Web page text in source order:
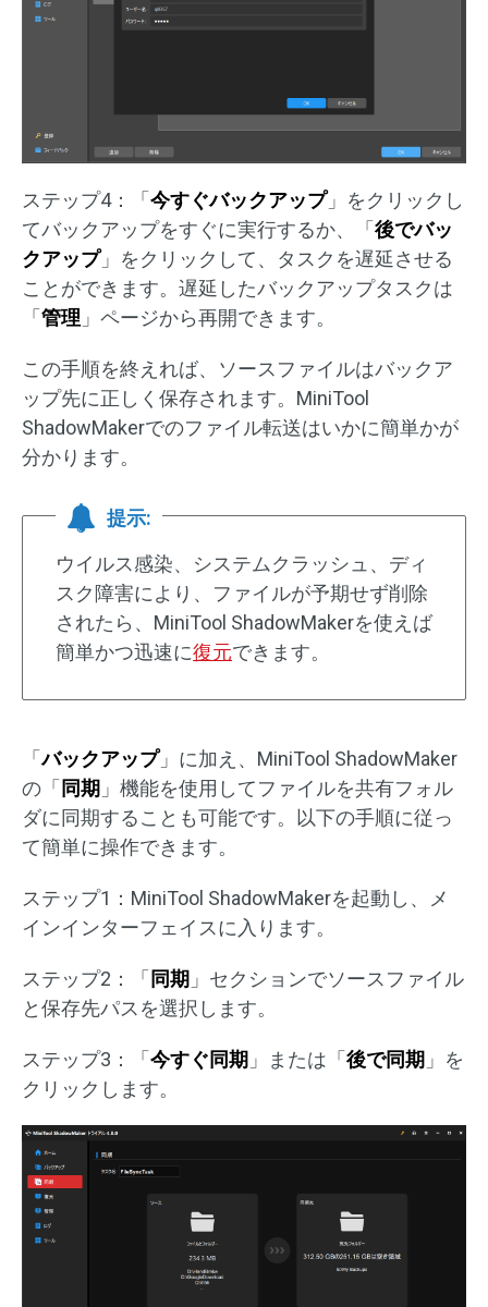
ステップ4：「 今すぐバックアップ」をクリックし
てバックアップをすぐに実行するか、「 後でバッ
クアップ」をクリックして、タスクを遅延させる
ことができます。遅延したバックアップタスクは
「 管理 」ページから再開できます。
この手順を終えれば、ソースファイルはバックア
ップ先に正しく保存されます。MiniTool
ShadowMakerでのファイル転送はいかに簡単かが
分かります。
提示:
ウイルス感染、システムクラッシュ、ディ
スク障害により、ファイルが予期せず削除
されたら、MiniTool ShadowMakerを使えば
簡単かつ迅速に復元できます。
「バックアップ」に加え、MiniTool ShadowMaker
の「 同期 」機能を使用してファイルを共有フォル
ダに同期することも可能です。以下の手順に従っ
て簡単に操作できます。
ステップ1：MiniTool ShadowMakerを起動し、メ
インインターフェイスに入ります。
ステップ2：「 同期 」セクションでソースファイル
と保存先パスを選択します。
ステップ3：「 今すぐ同期 」または「 後で同期 」を
クリックします。